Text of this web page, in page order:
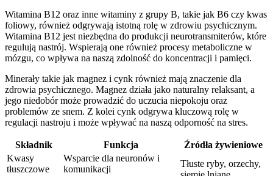
Witamina B12 oraz inne witaminy z grupy B, takie jak B6 czy kwas
foliowy, również odgrywają istotną rolę w zdrowiu psychicznym.
Witamina B12 jest niezbędna do produkcji neurotransmiterów, które
regulują nastrój. Wspierają one również procesy metaboliczne w
mózgu, co wpływa na naszą zdolność do koncentracji i pamięci.
Minerały takie jak magnez i cynk również mają znaczenie dla
zdrowia psychicznego. Magnez działa jako naturalny relaksant, a
jego niedobór może prowadzić do uczucia niepokoju oraz
problemów ze snem. Z kolei cynk odgrywa kluczową rolę w
regulacji nastroju i może wpływać na naszą odporność na stres.
Składnik Funkcja
Źródła żywieniowe
Kwasy
tłuszczowe
Wsparcie dla neuronów i
komunikacji
Tłuste ryby, orzechy,